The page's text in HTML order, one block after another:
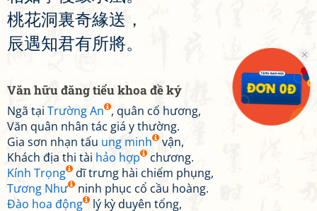
桃花洞裏奇緣送 ，
辰遇知君有所將。
Văn hữu đăng tiểu khoa đề ký
Ngã tại Trường An , quân cố hương,
Văn quân nhân tác giá y thường.
Gia sơn nhạn tấu ung minh
vận,
Khách địa thi tài hảo hợp
chương.
Kính Trọng
dĩ trưng hài chiếm phụng,
Tương Như
ninh phục cổ cầu hoàng.
Đào hoa động
lý kỳ duyên tống,